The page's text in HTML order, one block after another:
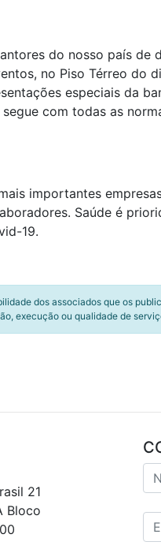
do nosso país de
no Piso Térreo
especiais da
com todas as
importantes
Saúde é
19.
dos associados que os
execução ou qualidade de
21
Bloco